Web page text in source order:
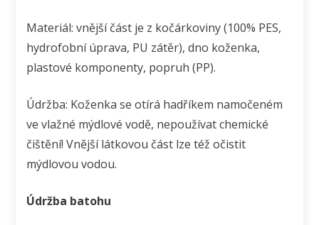
Materiál: vnější část je z kočárkoviny (100% PES,
hydrofobní úprava, PU zátěr), dno koženka,
plastové komponenty, popruh (PP).
Údržba: Koženka se otírá hadříkem namočeném
ve vlažné mýdlové vodě, nepoužívat chemické
čištění! Vnější látkovou část lze též očistit
mýdlovou vodou.
Údržba batohu